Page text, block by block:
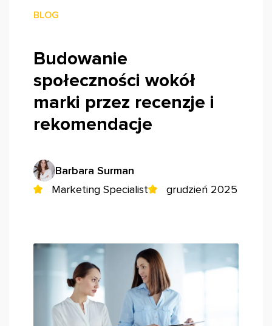
BLOG
Budowanie
społeczności wokół
marki przez recenzje i
rekomendacje
Barbara Surman
Marketing Specialist
grudzień 2025